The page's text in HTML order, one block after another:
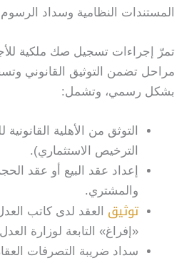
المستندات النظامية وسداد
تمرّ إجراءات تسجيل صك ملكية
مراحل تضمن التوثيق القانوني
بشكل رسمي، وتشمل:
التوثق من الأهلية القانونية
الترخيص الاستثماري).
إعداد عقد البيع أو عقد
والمشتري.
توثيق العقد لدى كاتب
«إفراغ» التابعة لوزارة
سداد ضريبة التصرفات